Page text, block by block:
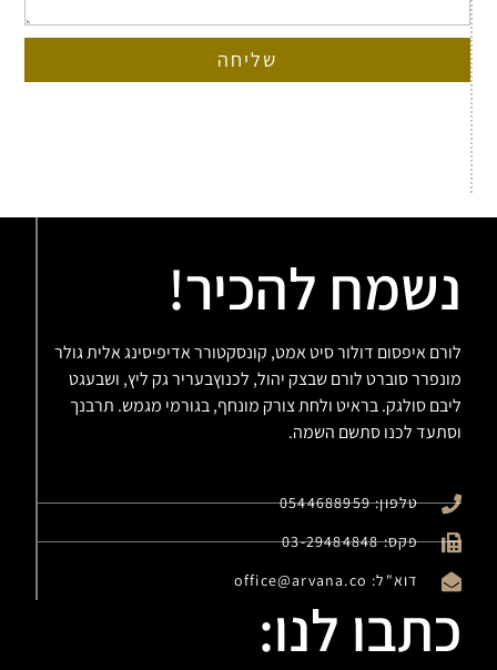
שליחה
נשמח להכיר!
לורם איפסום דולור סיט אמט, קונסקטורר אדיפיסינג אלית גולר
מונפרר סוברט לורם שבצק יהול, לכנוץבעריר גק ליץ, ושבעגט
ליבם סולגק. בראיט ולחת צורק מונחף, בגורמי מגמש. תרבנך
וסתעד לכנו סתשם השמה.
טלפון: 0544688959
פקס: 03-29484848
דוא"ל: office@arvana.co
כתבו לנו: